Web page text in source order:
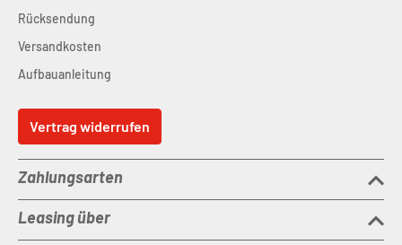
Rücksendung
Versandkosten
Aufbauanleitung
Vertrag widerrufen
Zahlungsarten
Leasing über